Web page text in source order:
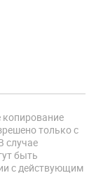
только с
случае
быть
с действующим